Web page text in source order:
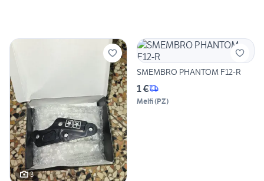
3
SMEMBRO PHANTOM F12-R
1 €
Melfi(PZ)